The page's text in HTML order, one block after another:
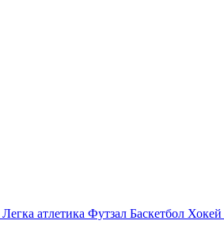
Легка атлетика Футзал Баскетбол Хокей